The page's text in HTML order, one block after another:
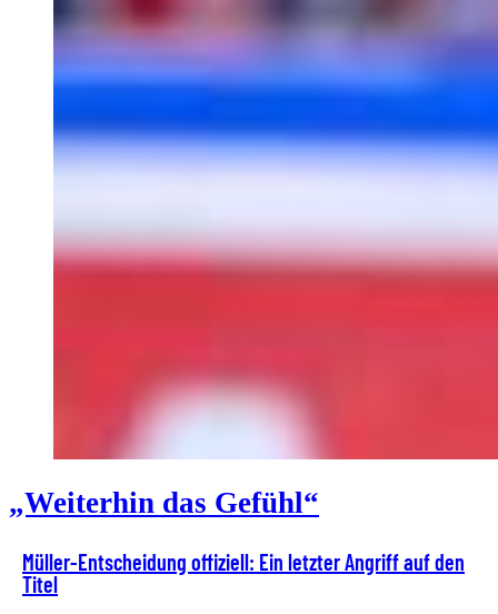
„Weiterhin das Gefühl“
Müller-Entscheidung offiziell: Ein letzter Angriff auf den
Titel